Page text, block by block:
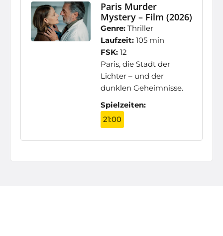
Paris Murder
Mystery – Film (2026)
Genre: Thriller
Laufzeit: 105 min
FSK: 12
Paris, die Stadt der
Lichter – und der
dunklen Geheimnisse.
Spielzeiten:
21:00